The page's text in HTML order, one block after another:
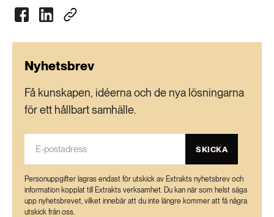
Nyhetsbrev
Få kunskapen, idéerna och de nya lösningarna
för ett hållbart samhälle.
SKICKA
Personuppgifter lagras endast för utskick av Extrakts nyhetsbrev och
information kopplat till Extrakts verksamhet. Du kan när som helst säga
upp nyhetsbrevet, vilket innebär att du inte längre kommer att få några
utskick från oss.